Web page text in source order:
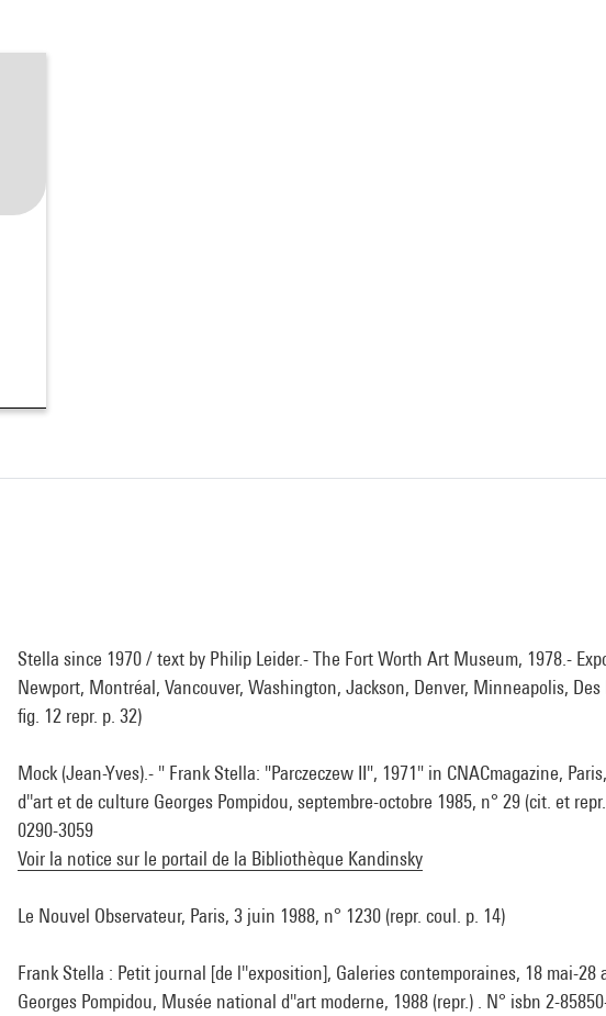
Stella since 1970 / text by Philip Leider.- The Fort Worth Art Museum, 1978.-
Newport, Montréal, Vancouver, Washington, Jackson, Denver, Minneapolis,
fig. 12 repr. p. 32)
Mock (Jean-Yves).- " Frank Stella: "Parczeczew II", 1971" in CNACmagazine,
d''art et de culture Georges Pompidou, septembre-octobre 1985, n° 29 (cit. et
0290-3059
Voir la notice sur le portail de la Bibliothèque Kandinsky
Le Nouvel Observateur, Paris, 3 juin 1988, n° 1230 (repr. coul. p. 14)
Frank Stella : Petit journal [de l''exposition], Galeries contemporaines, 18 mai-28
Georges Pompidou, Musée national d''art moderne, 1988 (repr.) . N° isbn 2-